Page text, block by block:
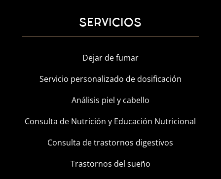
SERVICIOS
Dejar de fumar
Servicio personalizado de dosificación
Análisis piel y cabello
Consulta de Nutrición y Educación Nutricional
Consulta de trastornos digestivos
Trastornos del sueño